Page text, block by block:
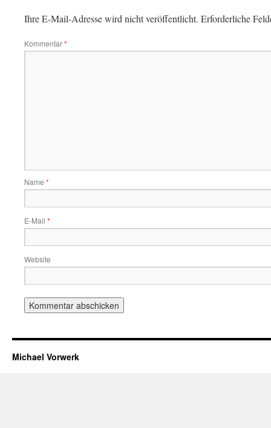
Ihre E-Mail-Adresse wird nicht veröffentlicht. Erforderliche
Kommentar*
Name *
E-Mail *
Website
Michael Vorwerk